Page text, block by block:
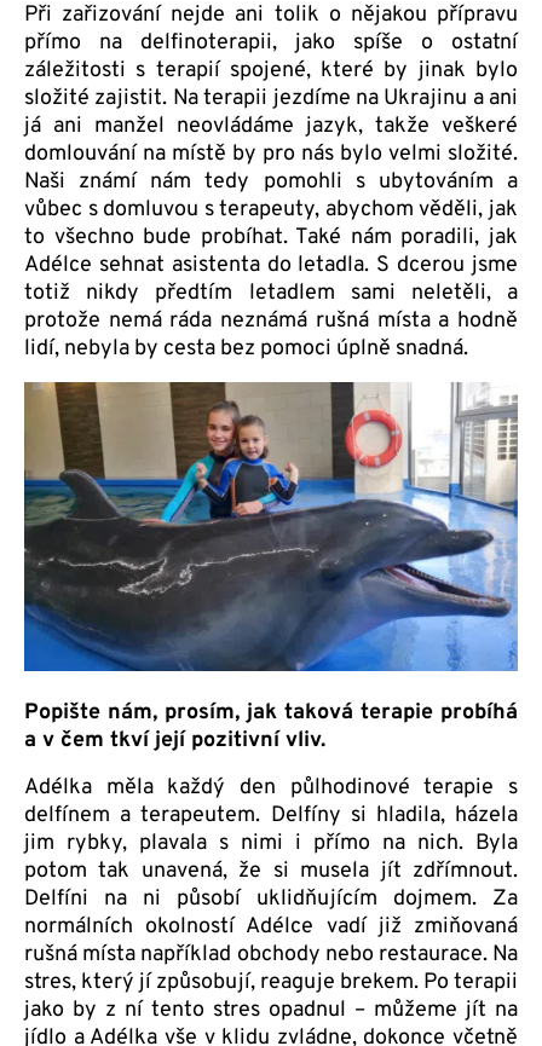
Při zařizování nejde ani tolik o nějakou přípravu
přímo na delfinoterapii, jako spíše o ostatní
záležitosti s terapií spojené, které by jinak bylo
složité zajistit. Na terapii jezdíme na Ukrajinu a ani
já ani manžel neovládáme jazyk, takže veškeré
domlouvání na místě by pro nás bylo velmi složité.
Naši známí nám tedy pomohli s ubytováním a
vůbec s domluvou s terapeuty, abychom věděli, jak
to všechno bude probíhat. Také nám poradili, jak
Adélce sehnat asistenta do letadla. S dcerou jsme
totiž nikdy předtím letadlem sami neletěli, a
protože nemá ráda neznámá rušná místa a hodně
lidí, nebyla by cesta bez pomoci úplně snadná.
Popište nám, prosím, jak taková terapie probíhá
a v čem tkví její pozitivní vliv.
Adélka měla každý den půlhodinové terapie s
delfínem a terapeutem. Delfíny si hladila, házela
jim rybky, plavala s nimi i přímo na nich. Byla
potom tak unavená, že si musela jít zdřímnout.
Delfíni na ni působí uklidňujícím dojmem. Za
normálních okolností Adélce vadí již zmiňovaná
rušná místa například obchody nebo restaurace. Na
stres, který jí způsobují, reaguje brekem. Po terapii
jako by z ní tento stres opadnul – můžeme jít na
jídlo a Adélka vše v klidu zvládne, dokonce včetně